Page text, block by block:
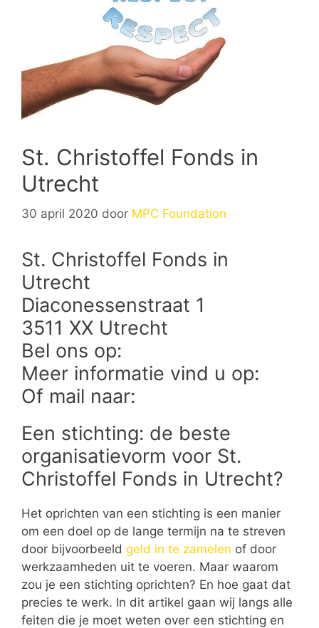
St. Christoffel Fonds in
Utrecht
30 april 2020 door MPC Foundation
St. Christoffel Fonds in
Utrecht
Diaconessenstraat 1
3511 XX Utrecht
Bel ons op:
Meer informatie vind u op:
Of mail naar:
Een stichting: de beste
organisatievorm voor St.
Christoffel Fonds in Utrecht?
Het oprichten van een stichting is een manier
om een doel op de lange termijn na te streven
door bijvoorbeeld geld in te zamelen of door
werkzaamheden uit te voeren. Maar waarom
zou je een stichting oprichten? En hoe gaat dat
precies te werk. In dit artikel gaan wij langs alle
feiten die je moet weten over een stichting en